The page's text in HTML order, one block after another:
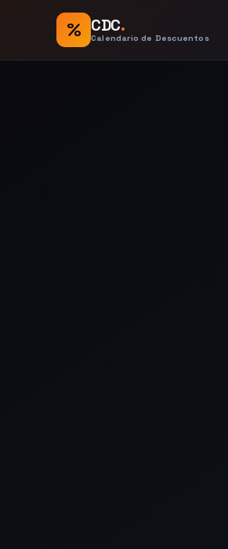
% CDC.
Calendario de Descuentos